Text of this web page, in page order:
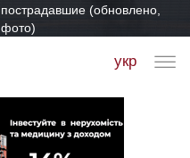
пострадавшие (обновлено,
фото)
укр